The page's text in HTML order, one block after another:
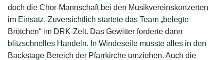
doch die Chor-Mannschaft bei den Musikvereinskonzerten
im Einsatz. Zuversichtlich startete das Team „belegte
Brötchen“ im DRK-Zelt. Das Gewitter forderte dann
blitzschnelles Handeln. In Windeseile musste alles in den
Backstage-Bereich der Pfarrkirche umziehen. Auch die